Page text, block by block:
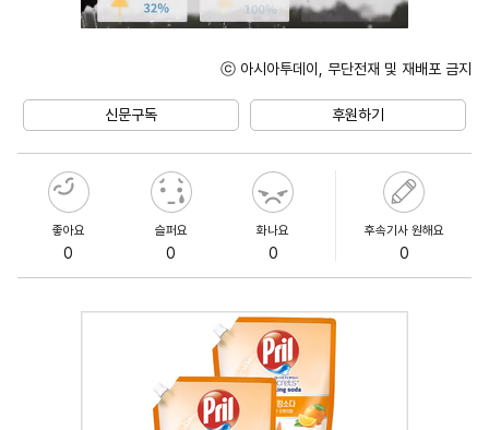
ⓒ 아시아투데이, 무단전재 및 재배포 금지
신문구독 후원하기
좋아요
0
슬퍼요
0
화나요
0
후속기사 원해요
0